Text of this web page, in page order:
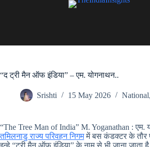
“द ट्री मैन ऑफ इंडिया” – एम. योगनाथन..
Srishti 15 May 2026 National
“The Tree Man of India” M. Yoganathan : एम.
तमिलनाडु राज्य परिवहन निगममें बस कंडक्टर के तौर
इन्हे “ट्री मैन ऑफ इंडिया” के नाम से भी जाना जाता